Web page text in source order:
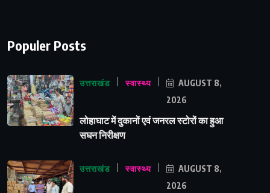
Populer Posts
उत्तराखंड स्वास्थ्य
AUGUST 8,
2026
लोहाघाट में दुकानों एवं जनरल स्टोरों का हुआ
सघन निरीक्षण
उत्तराखंड स्वास्थ्य
AUGUST 8,
2026